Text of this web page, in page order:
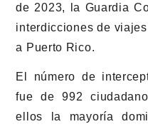
de 2023, la Guardia
interdicciones de
a Puerto Rico.
El número de
fue de 992
ellos la mayoría